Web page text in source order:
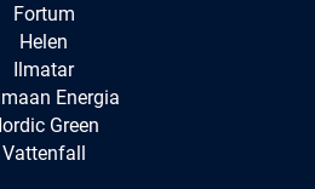
Fortum
Helen
Ilmatar
Energia
Green
Vattenfall